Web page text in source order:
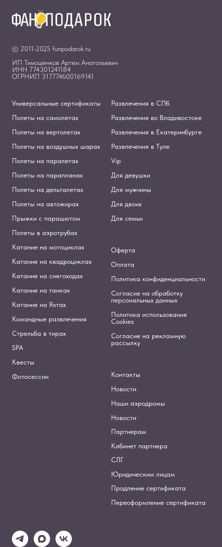
© 2011-2025 funpodarok.ru
ИП Тимошенков Артем Анатольевич
ИНН 774301241184
ОГРНИП 317774600169141
Универсальные сертификаты
Полеты на самолетах
Полеты на вертолетах
Полеты на воздушных шарах
Полеты на паралетах
Полеты на парапланах
Полеты на дельталетах
Полеты на автожирах
Прыжки с парашютом
Полеты в аэротрубах
Катание на мотоциклах
Катание на квадроциклах
Катание на снегоходах
Катание на танках
Катание на Яхтах
Командные развлечения
Стрельба в тирах
SPA
Квесты
Фотосессии
Развлечения в СПб
Развлечения во Владивостоке
Развлечения в Екатеринбурге
Развлечения в Туле
Vip
Для девушки
Для мужчины
Для двоих
Для семьи
Оферта
Оплата
Политика конфиденциальности
Согласие на обработку
персональных данных
Политика использования
Cookies
Согласие на рекламную
рассылку
Контакты
Новости
Наши аэродромы
Новости
Партнерам
Кабинет партнера
СЛГ
Юридическим лицам
Продление сертификата
Переоформление сертификата